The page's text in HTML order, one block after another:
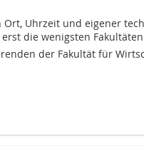
Ort, Uhrzeit und eigener
erst die wenigsten
der Fakultät für